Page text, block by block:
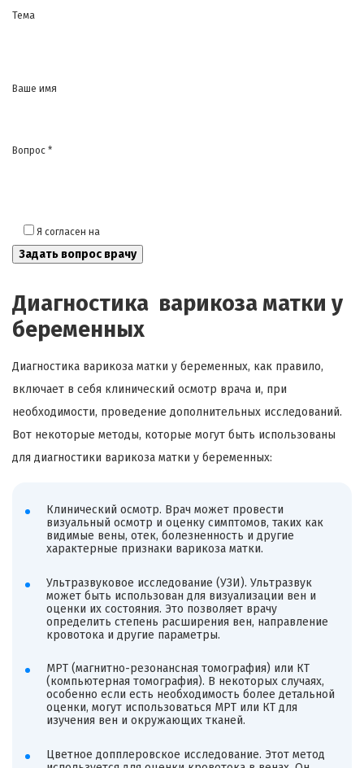
Тема
Ваше имя
Вопрос *
Я согласен на
Диагностика варикоза матки у
беременных
Диагностика варикоза матки у беременных, как правило,
включает в себя клинический осмотр врача и, при
необходимости, проведение дополнительных исследований.
Вот некоторые методы, которые могут быть использованы
для диагностики варикоза матки у беременных:
Клинический осмотр. Врач может провести
визуальный осмотр и оценку симптомов, таких как
видимые вены, отек, болезненность и другие
характерные признаки варикоза матки.
Ультразвуковое исследование (УЗИ). Ультразвук
может быть использован для визуализации вен и
оценки их состояния. Это позволяет врачу
определить степень расширения вен, направление
кровотока и другие параметры.
МРТ (магнитно-резонансная томография) или КТ
(компьютерная томография). В некоторых случаях,
особенно если есть необходимость более детальной
оценки, могут использоваться МРТ или КТ для
изучения вен и окружающих тканей.
Цветное допплеровское исследование. Этот метод